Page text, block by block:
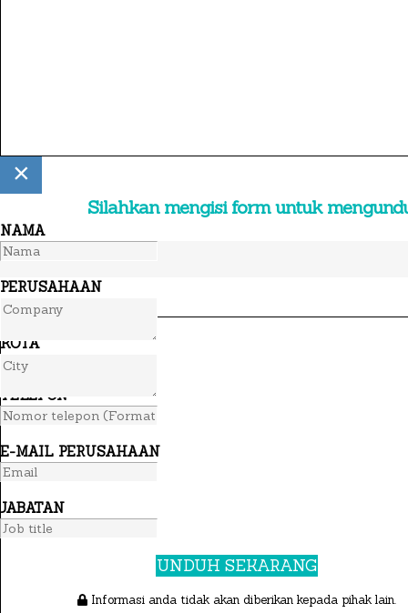
×
Silahkan mengisi form untuk
NAMA
PERUSAHAAN
KOTA
TELEPON
E-MAIL PERUSAHAAN
JABATAN
UNDUH SEKARANG
Informasi anda tidak akan diberikan kepada pihak lain.